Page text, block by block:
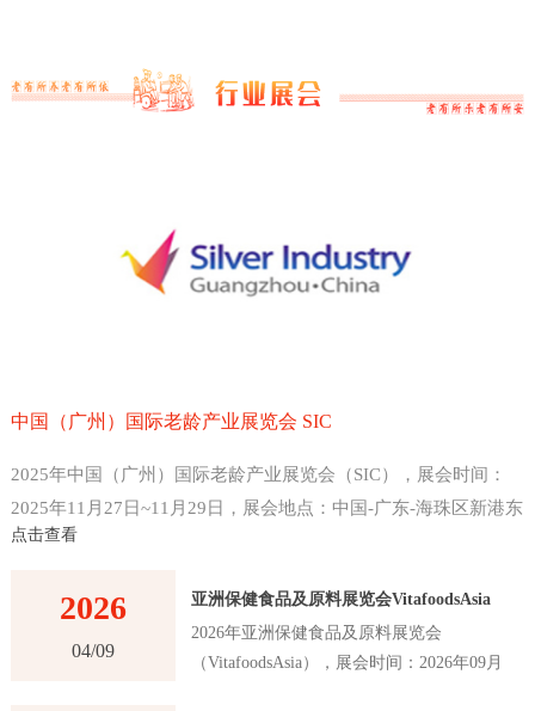
中国（广州）国际老龄产业展览会 SIC
2025年中国（广州）国际老龄产业展览会（SIC），展会时间：
2025年11月27日~11月29日，展会地点：中国-广东-海珠区新港东
路1000号-广州保利世贸博览馆，主办方：中国老龄产业协会 、
点击查看
2026
04/09
亚洲保健食品及原料展览会VitafoodsAsia
2026年亚洲保健食品及原料展览会
（VitafoodsAsia），展会时间：2026年09月